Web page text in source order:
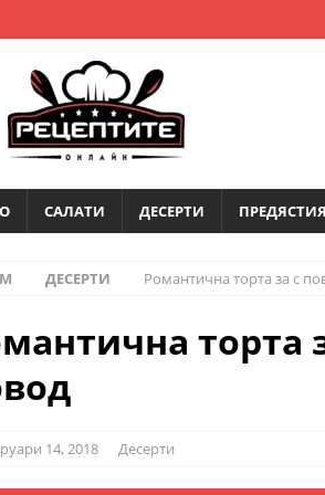
САЛАТИ ДЕСЕРТИ ПРЕДЯСТИЯ
ДЕСЕРТИ Романтична торта за с
торта
14, 2018 Десерти